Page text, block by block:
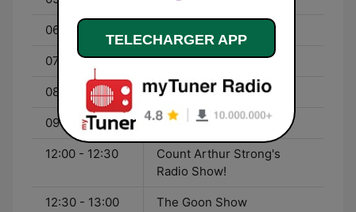
06:00 - 07:30
07:30 - 08:00 Britain in a Box
08:00 - 09:00 Archive on 4
09:00 - 12:00 Rick Mayall on Radio
12:00 - 12:30
Count Arthur Strong's
Radio Show!
12:30 - 13:00 The Goon Show
TELECHARGER APP